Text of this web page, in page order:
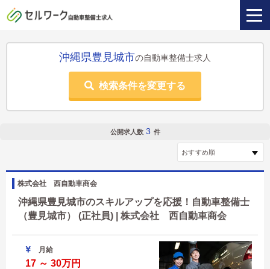
沖縄県豊見城市の自動車整備士求人
検索条件を変更する
公開求人数 3 件
株式会社 西自動車商会
沖縄県豊見城市のスキルアップを応援！自動車整備士
（豊見城市） (正社員) | 株式会社 西自動車商会
月給
17 ～ 30万円